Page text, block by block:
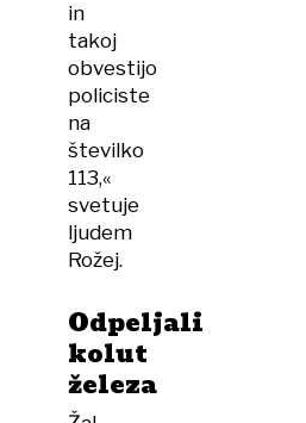
in
takoj
obvestijo
policiste
na
številko
113,«
svetuje
ljudem
Rožej.
Odpeljali
kolut
železa